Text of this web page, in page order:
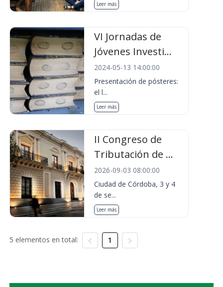
Leer más
VI Jornadas de
Jóvenes Investi...
2024-05-13 14:00:00
Presentación de pósteres:
el l...
Leer más
II Congreso de
Tributación de ...
2026-09-03 08:00:00
Ciudad de Córdoba, 3 y 4
de se...
Leer más
5 elementos en total: 1